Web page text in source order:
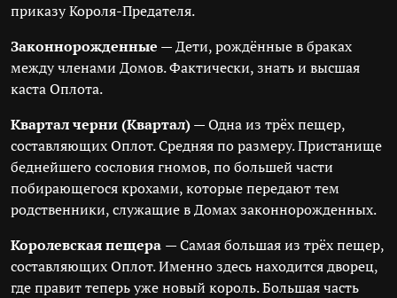
приказу Короля-Предателя.
Законнорожденные — Дети, рождённые в браках
между членами Домов. Фактически, знать и высшая
каста Оплота.
Квартал черни (Квартал)— Одна из трёх пещер,
составляющих Оплот. Средняя по размеру. Пристанище
беднейшего сословия гномов, по большей части
побирающегося крохами, которые передают тем
родственники, служащие в Домах законнорожденных.
Королевская пещера — Самая большая из трёх пещер,
составляющих Оплот. Именно здесь находится дворец,
где правит теперь уже новый король. Большая часть